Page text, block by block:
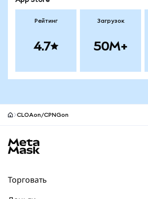
Рейтинг
4.7
Загрузок
50M+
CLOAon/CPNGon
Торговать